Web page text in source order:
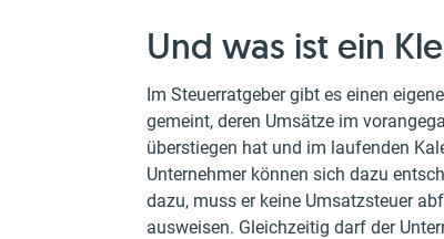
Und was ist ein
Im Steuerratgeber gibt es einen
gemeint, deren Umsätze im
überstiegen hat und im laufenden
Unternehmer können sich dazu
dazu, muss er keine Umsatzsteuer
ausweisen. Gleichzeitig darf der